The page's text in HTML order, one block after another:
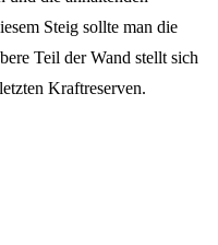
Steig sollte man die
Teil der Wand stellt sich
Kraftreserven.